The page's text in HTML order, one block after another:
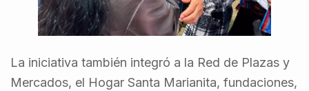
La iniciativa también integró a la Red de Plazas y
Mercados, el Hogar Santa Marianita, fundaciones,